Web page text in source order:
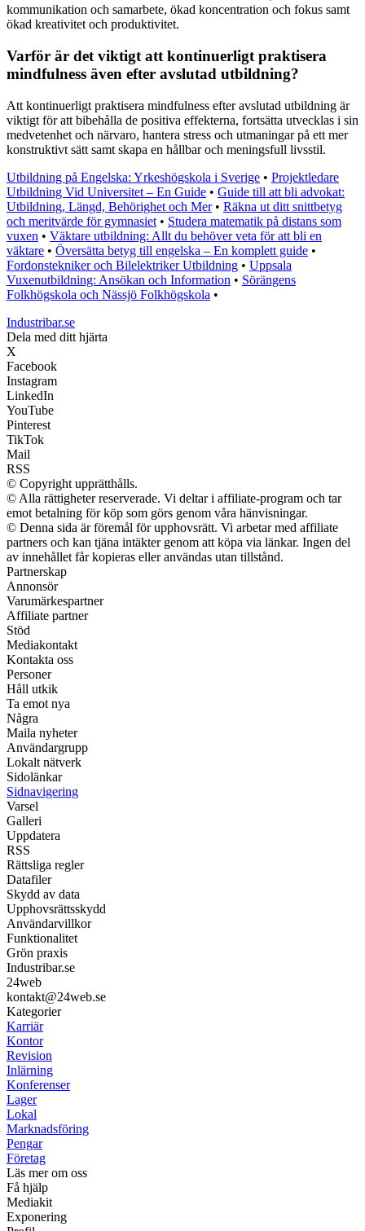
kommunikation och samarbete, ökad koncentration och fokus samt
ökad kreativitet och produktivitet.
Varför är det viktigt att kontinuerligt praktisera
mindfulness även efter avslutad utbildning?
Att kontinuerligt praktisera mindfulness efter avslutad utbildning är
viktigt för att bibehålla de positiva effekterna, fortsätta utvecklas i sin
medvetenhet och närvaro, hantera stress och utmaningar på ett mer
konstruktivt sätt samt skapa en hållbar och meningsfull livsstil.
Utbildning på Engelska: Yrkeshögskola i Sverige • Projektledare
Utbildning Vid Universitet – En Guide • Guide till att bli advokat:
Utbildning, Längd, Behörighet och Mer• Räkna ut ditt snittbetyg
och meritvärde för gymnasiet • Studera matematik på distans som
vuxen • Väktare utbildning: Allt du behöver veta för att bli en
väktare • Översätta betyg till engelska – En komplett guide •
Fordonstekniker och Bilelektriker Utbildning • Uppsala
Vuxenutbildning: Ansökan och Information • Sörängens
Folkhögskola och Nässjö Folkhögskola •
Industribar.se
Dela med ditt hjärta
X
Facebook
Instagram
LinkedIn
YouTube
Pinterest
TikTok
Mail
RSS
© Copyright upprätthålls.
© Alla rättigheter reserverade. Vi deltar i affiliate-program och tar
emot betalning för köp som görs genom våra hänvisningar.
© Denna sida är föremål för upphovsrätt. Vi arbetar med affiliate
partners och kan tjäna intäkter genom att köpa via länkar. Ingen del
av innehållet får kopieras eller användas utan tillstånd.
Partnerskap
Annonsör
Varumärkespartner
Affiliate partner
Stöd
Mediakontakt
Kontakta oss
Personer
Håll utkik
Ta emot nya
Några
Maila nyheter
Användargrupp
Lokalt nätverk
Sidolänkar
Sidnavigering
Varsel
Galleri
Uppdatera
RSS
Rättsliga regler
Datafiler
Skydd av data
Upphovsrättsskydd
Användarvillkor
Funktionalitet
Grön praxis
Industribar.se
24web
kontakt@24web.se
Kategorier
Karriär
Kontor
Revision
Inlärning
Konferenser
Lager
Lokal
Marknadsföring
Pengar
Företag
Läs mer om oss
Få hjälp
Mediakit
Exponering